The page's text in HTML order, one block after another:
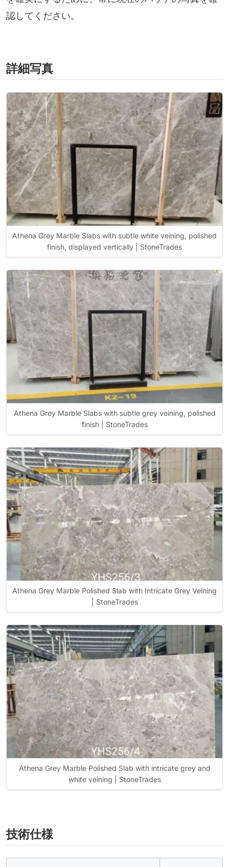
認してください。
詳細写真
Athena Grey Marble Slabs with subtle white veining, polished
finish, displayed vertically | StoneTrades
Athena Grey Marble Slabs with subtle grey veining, polished
finish | StoneTrades
Athena Grey Marble Polished Slab with Intricate Grey Veining
| StoneTrades
Athena Grey Marble Polished Slab with intricate grey and
white veining | StoneTrades
技術仕様